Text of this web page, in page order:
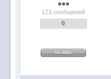
123 сообщений
0